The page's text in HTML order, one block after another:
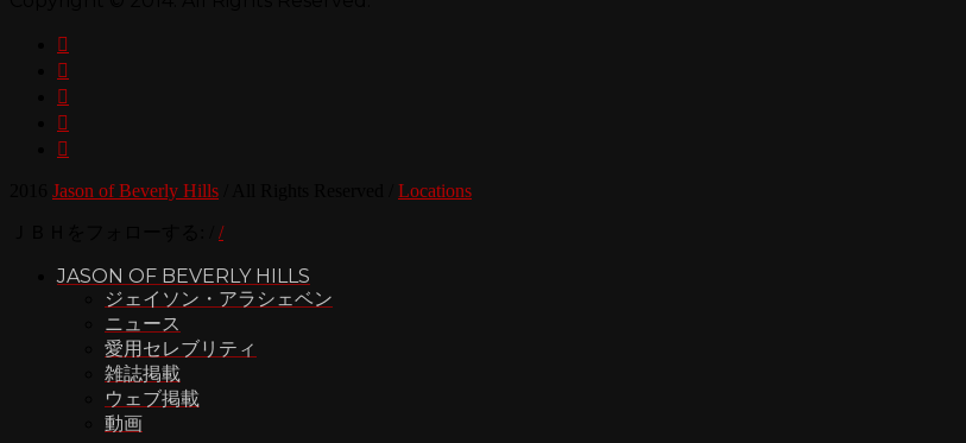





Jason of Beverly Hills Locations
/
JASON OF BEVERLY HILLS
ジェイソン・アラシェベン
ニュース
愛用セレブリティ
雑誌掲載
ウェブ掲載
動画